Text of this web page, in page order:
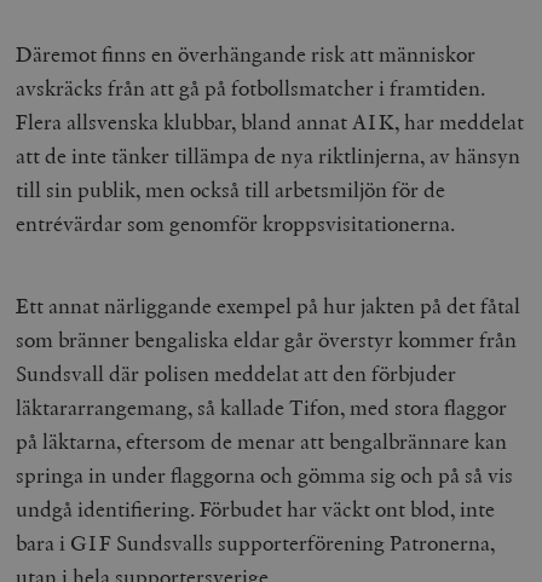
Däremot finns en överhängande risk att människor
avskräcks från att gå på fotbollsmatcher i framtiden.
Flera allsvenska klubbar, bland annat AIK, har meddelat
att de inte tänker tillämpa de nya riktlinjerna, av hänsyn
till sin publik, men också till arbetsmiljön för de
entrévärdar som genomför kroppsvisitationerna.
Ett annat närliggande exempel på hur jakten på det fåtal
som bränner bengaliska eldar går överstyr kommer från
Sundsvall där polisen meddelat att den förbjuder
läktararrangemang, så kallade Tifon, med stora flaggor
på läktarna, eftersom de menar att bengalbrännare kan
springa in under flaggorna och gömma sig och på så vis
undgå identifiering. Förbudet har väckt ont blod, inte
bara i GIF Sundsvalls supporterförening Patronerna,